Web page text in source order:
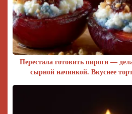
Перестала готовить пироги —
сырной начинкой. Вкуснее